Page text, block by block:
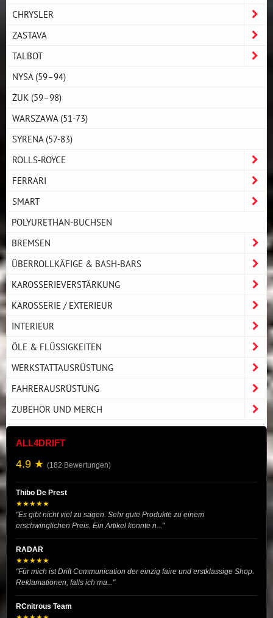
CHRYSLER
ZASTAVA
TALBOT
NYSA (59–94)
ŻUK (59–98)
WARSZAWA (51-73)
SYRENA (57-83)
ROLLS-ROYCE
FERRARI
SMART
POLYURETHAN-BUCHSEN
BREMSEN
ÜBERROLLKÄFIGE & BASH-BARS
KAROSSERIEVERSTÄRKUNG
KAROSSERIE / EXTERIEUR
INTERIEUR
ÖLE & FLÜSSIGKEITEN
WERKSTATTAUSRÜSTUNG
FAHRERAUSRÜSTUNG
ZUBEHÖR UND MERCH
ALL4DRIFT
4.9 ★ (182 Bewertungen)
Thibo De Prest
★★★★★
"Es gibt nicht viel zu sagen. Sehr gute Produkte zu einem
erschwinglichen Preis. Ein Artikel konnte n..."
RADAR
★★★★★
"Für mich ist Drift Communication der einzig faire und erstklassige Shop.
Reklamationen, falls ich ma..."
RCnitrous Team